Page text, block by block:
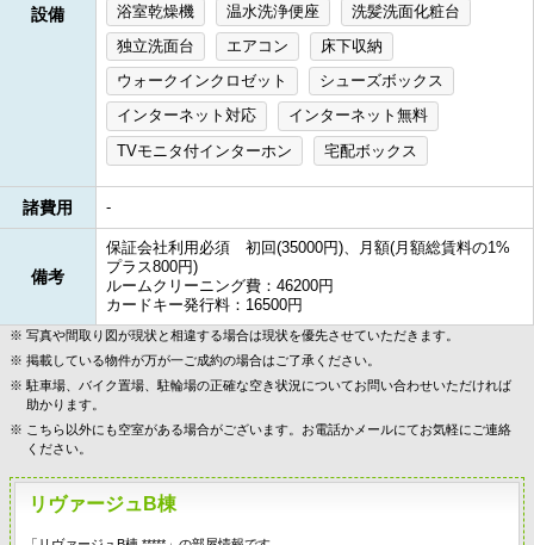
設備
浴室乾燥機
温水洗浄便座
洗髪洗面化粧台
独立洗面台
エアコン
床下収納
ウォークインクロゼット
シューズボックス
インターネット対応
インターネット無料
TVモニタ付インターホン
宅配ボックス
諸費用 -
備考
保証会社利用必須 初回(35000円)、月額(月額総賃料の1%
プラス800円)
ルームクリーニング費：46200円
カードキー発行料：16500円
写真や間取り図が現状と相違する場合は現状を優先させていただきます。
掲載している物件が万が一ご成約の場合はご了承ください。
駐車場、バイク置場、駐輪場の正確な空き状況についてお問い合わせいただければ
助かります。
こちら以外にも空室がある場合がございます。お電話かメールにてお気軽にご連絡
ください。
リヴァージュB棟